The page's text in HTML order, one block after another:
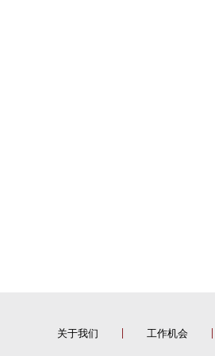
关于我们 工作机会